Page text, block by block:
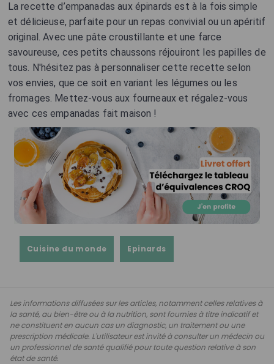
La recette d’empanadas aux épinards est à la fois simple
et délicieuse, parfaite pour un repas convivial ou un apéritif
original. Avec une pâte croustillante et une farce
savoureuse, ces petits chaussons réjouiront les papilles de
tous. N'hésitez pas à personnaliser cette recette selon
vos envies, que ce soit en variant les légumes ou les
fromages. Mettez-vous aux fourneaux et régalez-vous
avec ces empanadas fait maison !
Cuisine du monde Epinards
Les informations diffusées sur les articles, notamment celles relatives à
la santé, au bien-être ou à la nutrition, sont fournies à titre indicatif et
ne constituent en aucun cas un diagnostic, un traitement ou une
prescription médicale. L'utilisateur est invité à consulter un médecin ou
un professionnel de santé qualifié pour toute question relative à son
état de santé.